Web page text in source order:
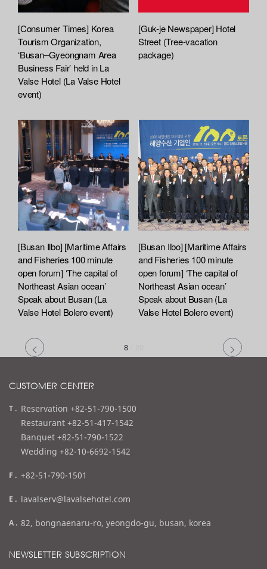
[Consumer Times] Korea
Tourism Organization,
‘Busan–Gyeongnam Area
Business Fair’ held in La
Valse Hotel (La Valse Hotel
event)
[Guk-je Newspaper] Hotel
Street (Tree-vacation
package)
[Busan Ilbo] [Maritime Affairs
and Fisheries 100 minute
open forum] ‘The capital of
Northeast Asian ocean’
Speak about Busan (La
Valse Hotel Bolero event)
[Busan Ilbo] [Maritime Affairs
and Fisheries 100 minute
open forum] ‘The capital of
Northeast Asian ocean’
Speak about Busan (La
Valse Hotel Bolero event)
8/
CUSTOMER CENTER
t
e
l
Reservation +82-51-790-1500
Restaurant +82-51-417-1542
Banquet +82-51-790-1522
Wedding +82-10-6692-1542
f
x
+82-51-790-1501
e
a
l
lavalserv@lavalsehotel.com
a
d
82, bongnaenaru-ro, yeongdo-gu, busan, korea
NEWSLETTER SUBSCRIPTION